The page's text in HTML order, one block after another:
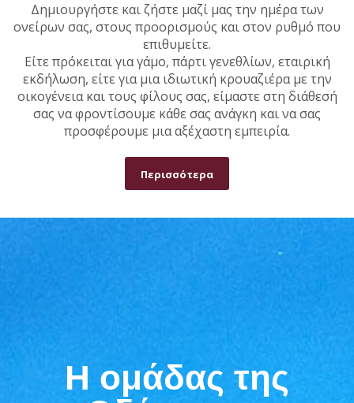
Δημιουργήστε και ζήστε μαζί μας την ημέρα των
ονείρων σας, στους προορισμούς και στον ρυθμό που
επιθυμείτε.
Είτε πρόκειται για γάμο, πάρτι γενεθλίων, εταιρική
εκδήλωση, είτε για μια ιδιωτική κρουαζιέρα με την
οικογένεια και τους φίλους σας, είμαστε στη διάθεσή
σας να φροντίσουμε κάθε σας ανάγκη και να σας
προσφέρουμε μια αξέχαστη εμπειρία.
Περισσότερα
Η ομάδας της